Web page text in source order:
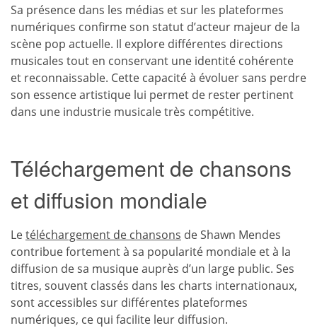
Sa présence dans les médias et sur les plateformes
numériques confirme son statut d’acteur majeur de la
scène pop actuelle. Il explore différentes directions
musicales tout en conservant une identité cohérente
et reconnaissable. Cette capacité à évoluer sans perdre
son essence artistique lui permet de rester pertinent
dans une industrie musicale très compétitive.
Téléchargement de chansons
et diffusion mondiale
Letéléchargement de chansons de Shawn Mendes
contribue fortement à sa popularité mondiale et à la
diffusion de sa musique auprès d’un large public. Ses
titres, souvent classés dans les charts internationaux,
sont accessibles sur différentes plateformes
numériques, ce qui facilite leur diffusion.